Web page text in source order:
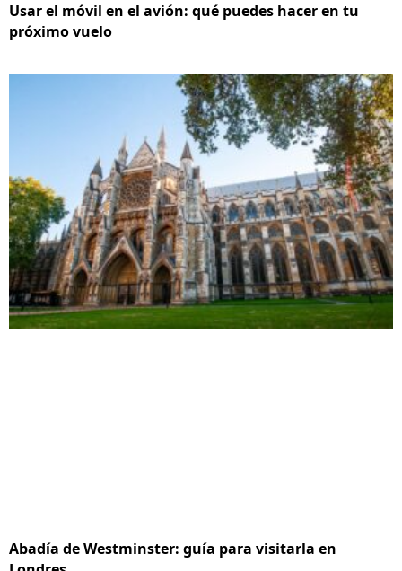
Usar el móvil en el avión: qué puedes hacer en tu
próximo vuelo
Abadía de Westminster: guía para visitarla en